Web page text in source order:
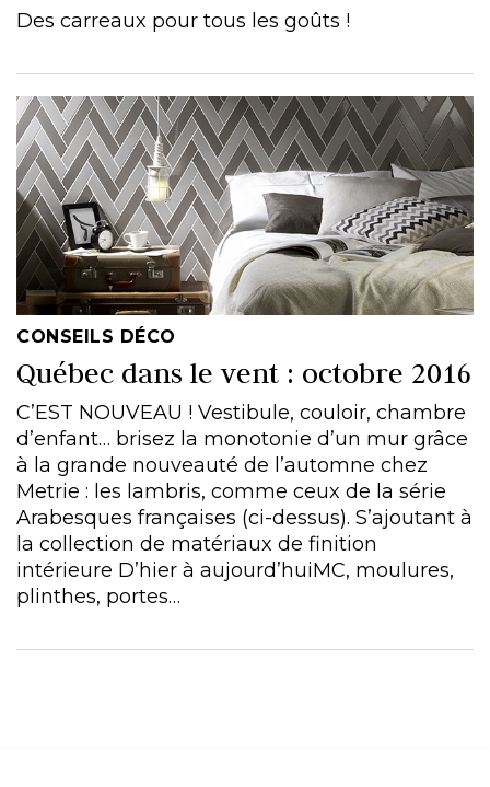
Des carreaux pour tous les goûts !
CONSEILS DÉCO
Québec dans le vent : octobre 2016
C’EST NOUVEAU ! Vestibule, couloir, chambre
d’enfant… brisez la monotonie d’un mur grâce
à la grande nouveauté de l’automne chez
Metrie : les lambris, comme ceux de la série
Arabesques françaises (ci-dessus). S’ajoutant à
la collection de matériaux de finition
intérieure D’hier à aujourd’huiMC, moulures,
plinthes, portes…